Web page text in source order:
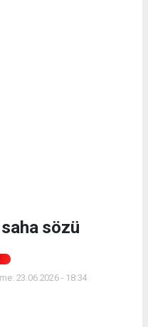
saha sözü
23.06.2026 - 18:34